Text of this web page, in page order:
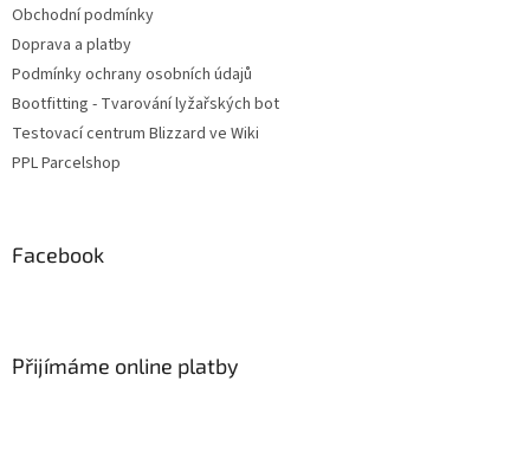
Obchodní podmínky
Doprava a platby
Podmínky ochrany osobních údajů
Bootfitting - Tvarování lyžařských bot
Testovací centrum Blizzard ve Wiki
PPL Parcelshop
Facebook
Přijímáme online platby